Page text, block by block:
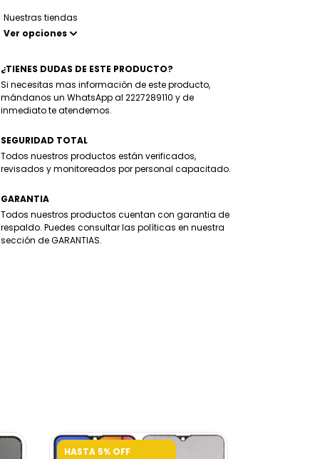
Nuestras tiendas
Ver opciones
¿TIENES DUDAS DE ESTE PRODUCTO?
Si necesitas mas información de este producto,
mándanos un WhatsApp al 2227289110 y de
inmediato te atendemos.
SEGURIDAD TOTAL
Todos nuestros productos están verificados,
revisados y monitoreados por personal capacitado.
GARANTIA
Todos nuestros productos cuentan con garantia de
respaldo. Puedes consultar las políticas en nuestra
sección de GARANTIAS.
HASTA 5% OFF